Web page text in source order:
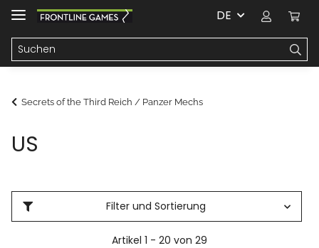
DE
Secrets of the Third Reich / Panzer Mechs
US
Filter und Sortierung
Artikel 1 - 20 von 29